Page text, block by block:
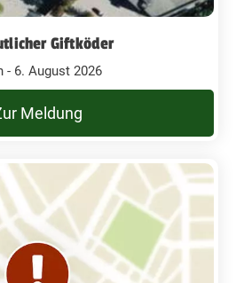
Giftköder
- 6. August 2026
Meldung